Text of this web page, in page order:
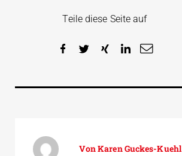
Teile diese Seite auf
Karen Guckes-Kuehl